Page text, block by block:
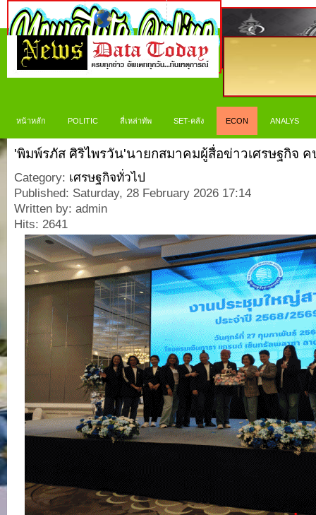
หน้าหลัก POLITIC สี่เหล่าทัพ SET-คลัง ECON ANALYS
'พิมพ์รภัส ศิริไพรวัน'นายกสมาคมผู้สื่อข่าวเศรษฐกิจ
Category: เศรษฐกิจทั่วไป
Published: Saturday, 28 February 2026 17:14
Written by: admin
Hits: 2641